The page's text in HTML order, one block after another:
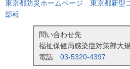
東京都防災ホームページ 東京都新型
部報
問い合わせ先
福祉保健局感染症対策部大
電話 03-5320-4397